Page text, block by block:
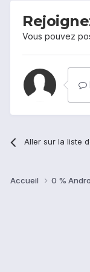
Vous pouvez
Aller sur la liste
Accueil 0 %